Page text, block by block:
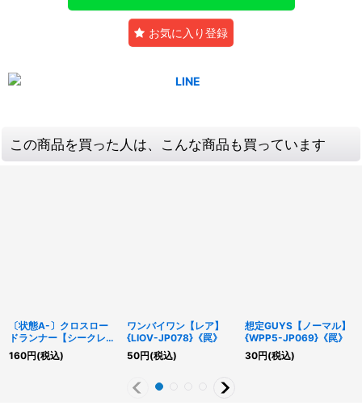
お気に入り登録
この商品を買った人は、こんな商品も買っています
〔状態A-〕クロスロー
ドランナー【シークレッ
ト】{SD48-JPP03}
《モンスター》
160円(税込)
ワンバイワン【レア】
{LIOV-JP078}《罠》
50円(税込)
想定GUYS【ノーマル】
{WPP5-JP069}《罠》
30円(税込)